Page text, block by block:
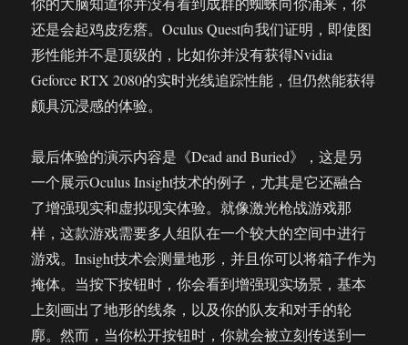
还是会起鸡皮疙瘩。Oculus Quest向我们证明，即使图
形性能并不是顶级的，比如你并没有获得Nvidia
Geforce RTX 2080的实时光线追踪性能，但仍然能获得
颇具沉浸感的体验。
最后体验的演示内容是《Dead and Buried》，这是另
一个展示Oculus Insight技术的例子，尤其是它还融合
了增强现实和虚拟现实体验。就像激光枪战游戏那
样，这款游戏需要多人组队在一个较大的空间中进行
游戏。Insight技术会测量地形，并且你可以将箱子作为
掩体。当按下按钮时，你会看到增强现实场景，基本
上刻画出了地形的线条，以及你的队友和对手的轮
廓。然而，当你松开按钮时，你就会被立刻传送到一